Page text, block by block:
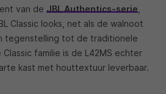
van de JBL Authentics-serie
Classic looks, net als de walnoot
tegenstelling tot de traditionele
familie is de L42MS echter
kast met houttextuur leverbaar.